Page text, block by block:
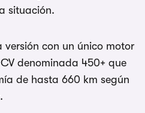
situación.
versión con un único motor
denominada 450+ que
de hasta 660 km según